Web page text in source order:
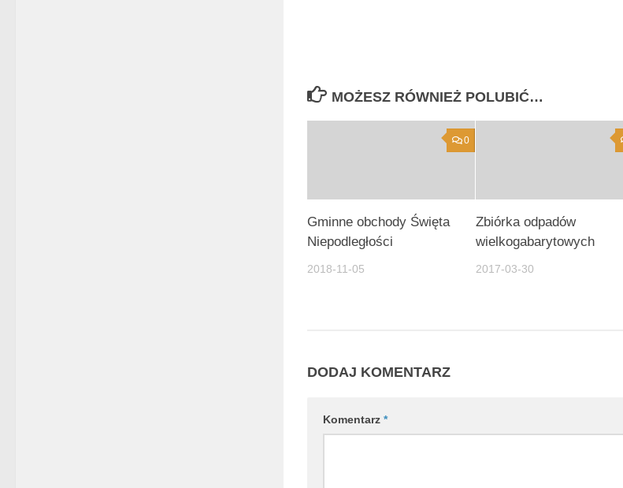
MOŻESZ RÓWNIEŻ POLUBIĆ…
0
Gminne obchody Święta
Niepodległości
2018-11-05
Zbiórka odpadów
wielkogabarytowych
2017-03-30
DODAJ KOMENTARZ
Komentarz *